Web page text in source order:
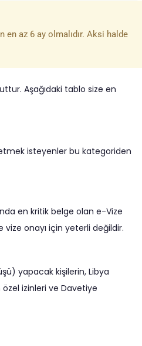
az 6 ay olmalıdır. Aksi halde
Aşağıdaki tablo size en
isteyenler bu kategoriden
en kritik belge olan e-Vize
onayı için yeterli değildir.
yapacak kişilerin, Libya
izinleri ve Davetiye